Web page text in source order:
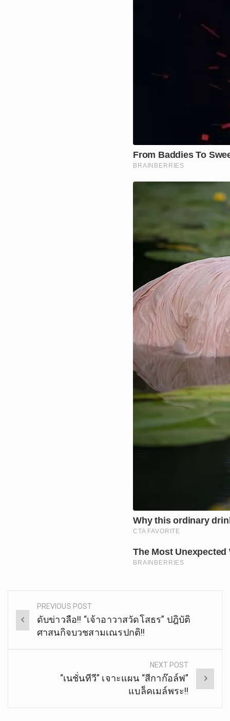
Post
navigation
PREVIOUS POST
ดับข่าวลือ!! “เจ้าอาวาสวัดโสธร” ปฎิบัติ
ศาสนกิจบวชสามเณรปกติ!!
NEXT POST
“เนชั่นทีวี” เจาะแผน “สีกาก๊อล์ฟ”
แบล็คเมล์พระ!!